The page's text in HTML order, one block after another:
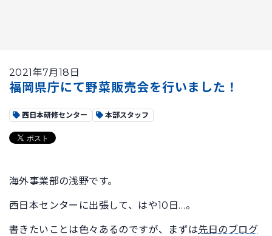
2021年7月18日
福岡県庁にて野菜販売会を行いました！
西日本研修センター 本部スタッフ
海外事業部の浅野です。
西日本センターに出張して、はや10日…。
書きたいことは色々あるのですが、まずは先日のブログ